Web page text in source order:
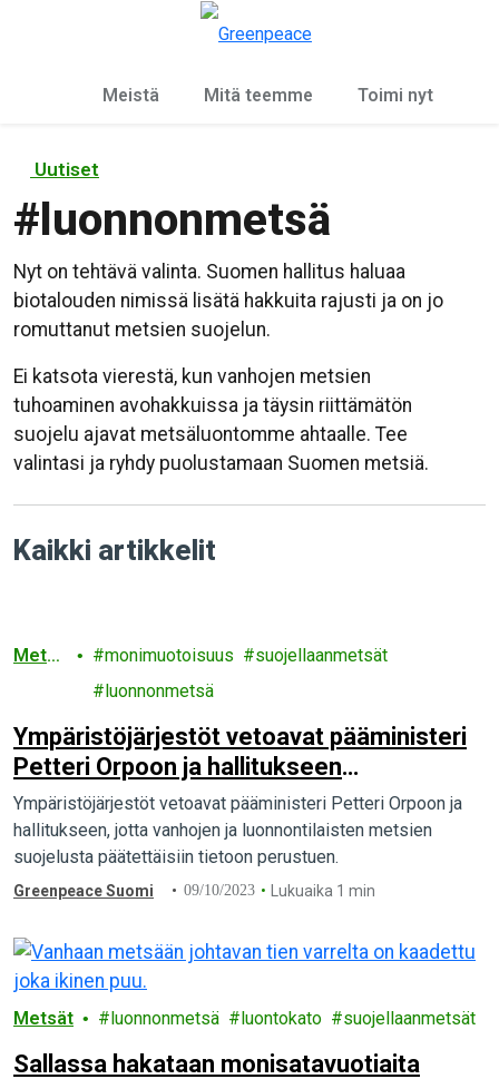
Meistä Mitä teemme Toimi nyt
Uutiset
# luonnonmetsä
Nyt on tehtävä valinta. Suomen hallitus haluaa
biotalouden nimissä lisätä hakkuita rajusti ja on jo
romuttanut metsien suojelun.
Ei katsota vierestä, kun vanhojen metsien
tuhoaminen avohakkuissa ja täysin riittämätön
suojelu ajavat metsäluontomme ahtaalle. Tee
valintasi ja ryhdy puolustamaan Suomen metsiä.
Kaikki artikkelit
Metsä
monimuotoisuus
suojellaanmetsät
luonnonmetsä
Ympäristöjärjestöt vetoavat pääministeri
Petteri Orpoon ja hallitukseen
luonnonmetsien puolesta
Ympäristöjärjestöt vetoavat pääministeri Petteri Orpoon ja
hallitukseen, jotta vanhojen ja luonnontilaisten metsien
suojelusta päätettäisiin tietoon perustuen.
Greenpeace Suomi 09/10/2023 Lukuaika 1 min
Metsät luonnonmetsä luontokato suojellaanmetsät
Sallassa hakataan monisatavuotiaita